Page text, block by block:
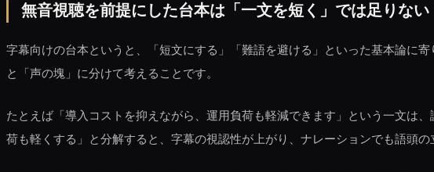
無音視聴を前提にした台本は「一文を短く」では足りない
字幕向けの台本というと、「短文にする」「難語を避ける」といった基本論に
と「声の塊」に分けて考えることです。
たとえば「導入コストを抑えながら、運用負荷も軽減できます」という一文は
荷も軽くする」と分解すると、字幕の視認性が上がり、ナレーションでも語頭